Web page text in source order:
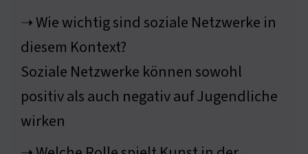
➝ Wie wichtig sind soziale Netzwerke in
diesem Kontext?
Soziale Netzwerke können sowohl
positiv als auch negativ auf Jugendliche
wirken